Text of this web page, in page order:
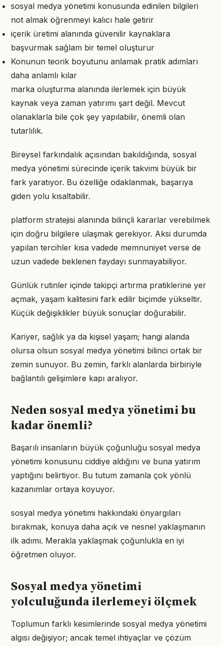
sosyal medya yönetimi konusunda edinilen bilgileri
not almak öğrenmeyi kalıcı hale getirir
içerik üretimi alanında güvenilir kaynaklara
başvurmak sağlam bir temel oluşturur
Konunun teorik boyutunu anlamak pratik adımları
daha anlamlı kılar
marka oluşturma alanında ilerlemek için büyük
kaynak veya zaman yatırımı şart değil. Mevcut
olanaklarla bile çok şey yapılabilir, önemli olan
tutarlılık.
Bireysel farkındalık açısından bakıldığında, sosyal
medya yönetimi sürecinde içerik takvimi büyük bir
fark yaratıyor. Bu özelliğe odaklanmak, başarıya
giden yolu kısaltabilir.
platform stratejisi alanında bilinçli kararlar verebilmek
için doğru bilgilere ulaşmak gerekiyor. Aksi durumda
yapılan tercihler kısa vadede memnuniyet verse de
uzun vadede beklenen faydayı sunmayabiliyor.
Günlük rutinler içinde takipçi artırma pratiklerine yer
açmak, yaşam kalitesini fark edilir biçimde yükseltir.
Küçük değişiklikler büyük sonuçlar doğurabilir.
Kariyer, sağlık ya da kişisel yaşam; hangi alanda
olursa olsun sosyal medya yönetimi bilinci ortak bir
zemin sunuyor. Bu zemin, farklı alanlarda birbiriyle
bağlantılı gelişimlere kapı aralıyor.
Neden sosyal medya yönetimi bu
kadar önemli?
Başarılı insanların büyük çoğunluğu sosyal medya
yönetimi konusunu ciddiye aldığını ve buna yatırım
yaptığını belirtiyor. Bu tutum zamanla çok yönlü
kazanımlar ortaya koyuyor.
sosyal medya yönetimi hakkındaki önyargıları
bırakmak, konuya daha açık ve nesnel yaklaşmanın
ilk adımı. Merakla yaklaşmak çoğunlukla en iyi
öğretmen oluyor.
Sosyal medya yönetimi
yolculuğunda ilerlemeyi ölçmek
Toplumun farklı kesimlerinde sosyal medya yönetimi
algısı değişiyor; ancak temel ihtiyaçlar ve çözüm